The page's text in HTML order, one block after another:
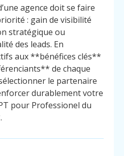
agence doit se faire
: gain de visibilité
stratégique ou
des leads. En
aux **bénéfices clés**
de chaque
le partenaire
durablement votre
pour Professionel du